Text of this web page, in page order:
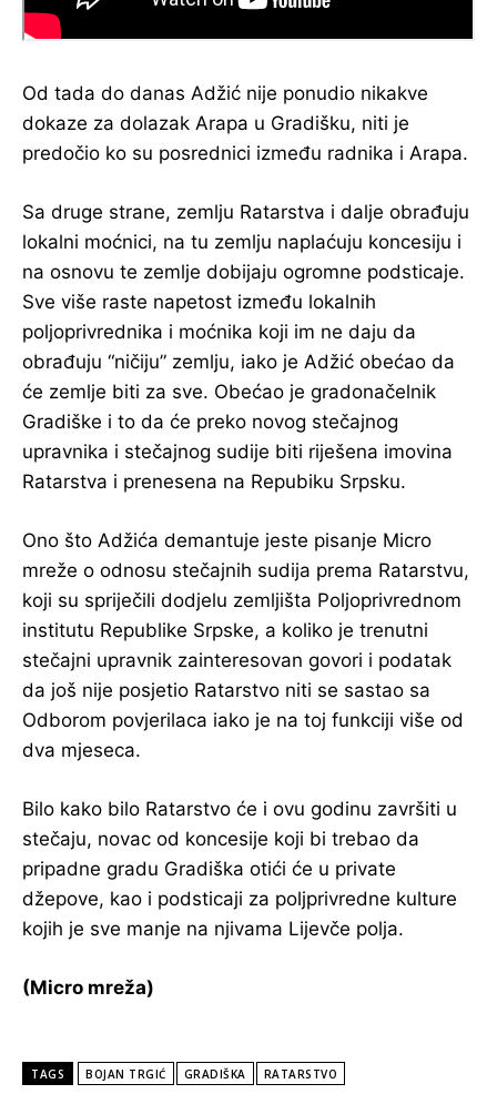
Od tada do danas Adžić nije ponudio nikakve
dokaze za dolazak Arapa u Gradišku, niti je
predočio ko su posrednici između radnika i Arapa.
Sa druge strane, zemlju Ratarstva i dalje obrađuju
lokalni moćnici, na tu zemlju naplaćuju koncesiju i
na osnovu te zemlje dobijaju ogromne podsticaje.
Sve više raste napetost između lokalnih
poljoprivrednika i moćnika koji im ne daju da
obrađuju “ničiju” zemlju, iako je Adžić obećao da
će zemlje biti za sve. Obećao je gradonačelnik
Gradiške i to da će preko novog stečajnog
upravnika i stečajnog sudije biti riješena imovina
Ratarstva i prenesena na Repubiku Srpsku.
Ono što Adžića demantuje jeste pisanje Micro
mreže o odnosu stečajnih sudija prema Ratarstvu,
koji su spriječili dodjelu zemljišta Poljoprivrednom
institutu Republike Srpske, a koliko je trenutni
stečajni upravnik zainteresovan govori i podatak
da još nije posjetio Ratarstvo niti se sastao sa
Odborom povjerilaca iako je na toj funkciji više od
dva mjeseca.
Bilo kako bilo Ratarstvo će i ovu godinu završiti u
stečaju, novac od koncesije koji bi trebao da
pripadne gradu Gradiška otići će u private
džepove, kao i podsticaji za poljprivredne kulture
kojih je sve manje na njivama Lijevče polja.
(Micro mreža)
TAGS BOJAN TRGIĆ GRADIŠKA RATARSTVO